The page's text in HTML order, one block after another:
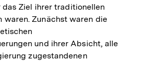
Ziel ihrer traditionellen
waren. Zunächst waren die
und ihrer Absicht, alle
zugestandenen